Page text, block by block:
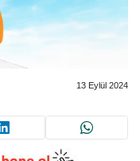
13 Eylül 2024